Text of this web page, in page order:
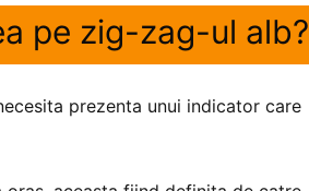
pe zig-zag-ul alb?
prezenta unui indicator care